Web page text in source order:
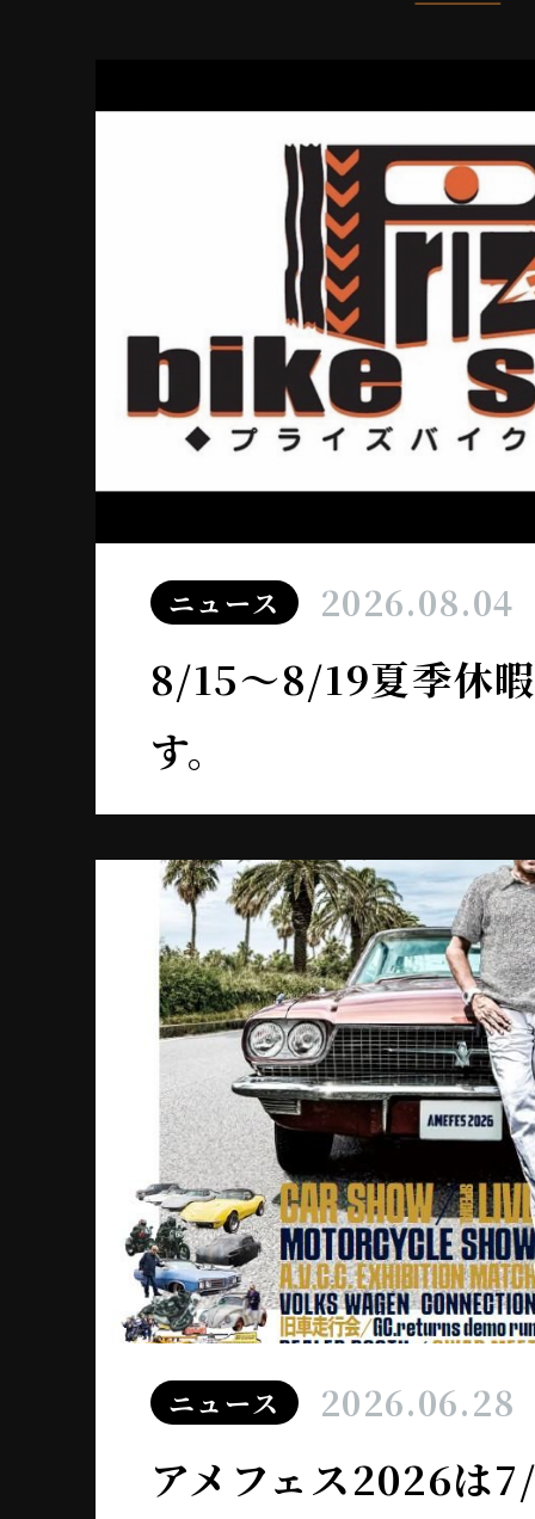
ニュース 2026.08.04
8/15～8/19夏季休
す。
ニュース 2026.06.28
アメフェス2026